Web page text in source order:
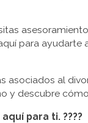
para ayudarte
asociados al
y descubre
para ti. ????